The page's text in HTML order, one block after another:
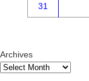
31
Archives